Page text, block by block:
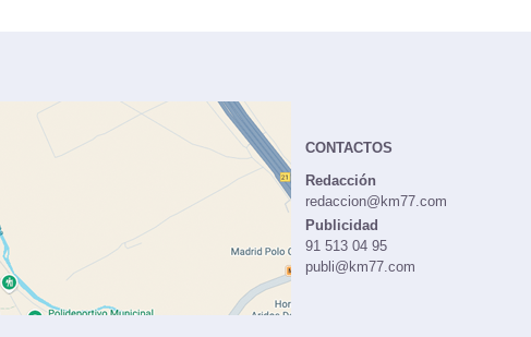
CONTACTOS
Redacción
redaccion@km77.com
Publicidad
91 513 04 95
publi@km77.com